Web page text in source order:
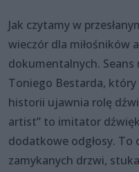
Jak czytamy w
wieczór dla miłośników
dokumentalnych.
Toniego Bestarda,
historii ujawnia rolę
artist” to imitator
dodatkowe odgłosy. To
zamykanych drzwi,